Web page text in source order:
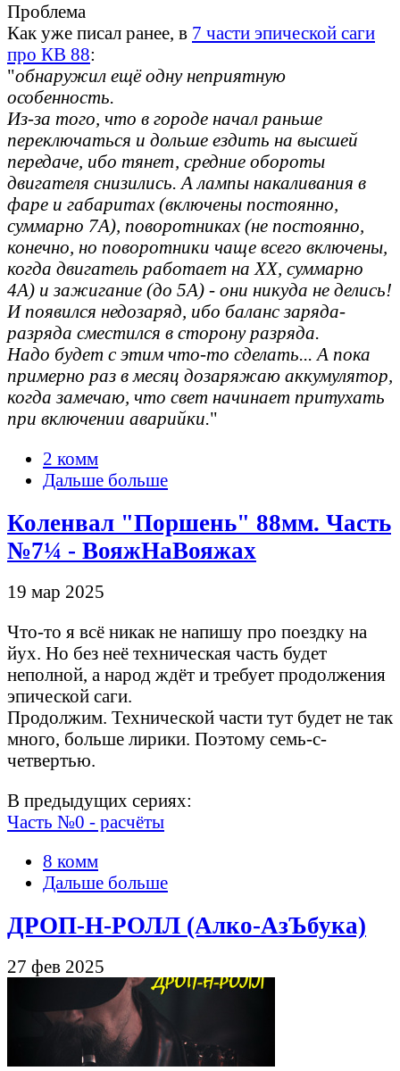
Проблема
Как уже писал ранее, в 7 части эпической саги
про КВ 88:
"обнаружил ещё одну неприятную
особенность.
Из-за того, что в городе начал раньше
переключаться и дольше ездить на высшей
передаче, ибо тянет, средние обороты
двигателя снизились. А лампы накаливания в
фаре и габаритах (включены постоянно,
суммарно 7А), поворотниках (не постоянно,
конечно, но поворотники чаще всего включены,
когда двигатель работает на ХХ, суммарно
4А) и зажигание (до 5А) - они никуда не делись!
И появился недозаряд, ибо баланс заряда-
разряда сместился в сторону разряда.
Надо будет с этим что-то сделать... А пока
примерно раз в месяц дозаряжаю аккумулятор,
когда замечаю, что свет начинает притухать
при включении аварийки."
2 комм
Дальше больше
Коленвал "Поршень" 88мм. Часть
№7¼ - ВояжНаВояжах
19 мар 2025
Что-то я всё никак не напишу про поездку на
йух. Но без неё техническая часть будет
неполной, а народ ждёт и требует продолжения
эпической саги.
Продолжим. Технической части тут будет не так
много, больше лирики. Поэтому семь-с-
четвертью.
В предыдущих сериях:
Часть №0 - расчёты
8 комм
Дальше больше
ДРОП-Н-РОЛЛ (Алко-АзЪбука)
27 фев 2025